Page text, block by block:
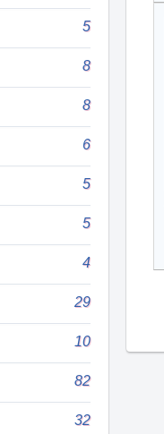
5
8
8
6
5
5
4
29
10
82
32